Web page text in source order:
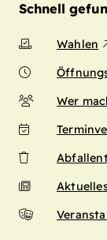
Schnell
Wahlen
Wer